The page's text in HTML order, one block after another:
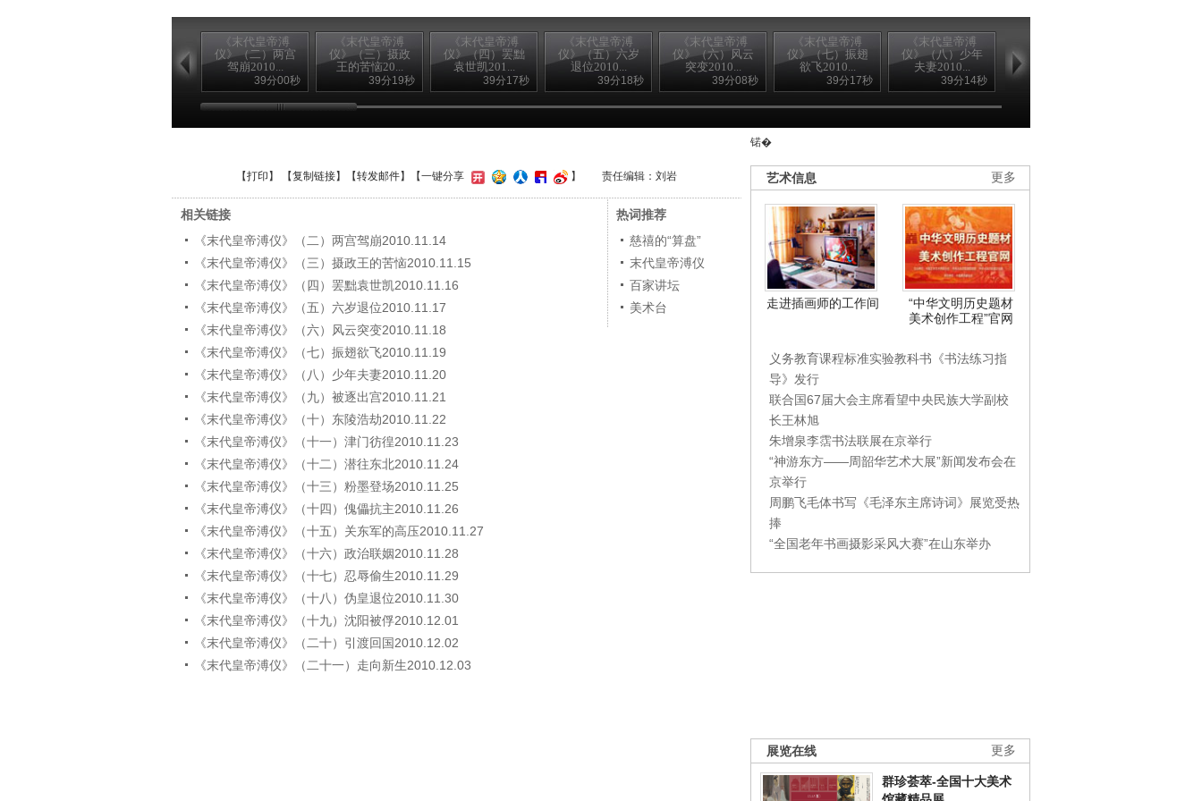
《末代皇帝溥
仪》（二）两宫
驾崩2010...
39分00秒
《末代皇帝溥
仪》（三）摄政
王的苦恼20...
39分19秒
《末代皇帝溥
仪》（四）罢黜
袁世凯201...
39分17秒
《末代皇帝溥
仪》（五）六岁
退位2010...
39分18秒
《末代皇帝溥
仪》（六）风云
突变2010...
39分08秒
《末代皇帝溥
仪》（七）振翅
欲飞2010...
39分17秒
《末代皇帝溥
仪》（八）少年
夫妻2010...
39分14秒
仪》（九）被逐
锘�
更多
艺术信息
走进插画师的工作间
“中华文明历史题材
美术创作工程”官网
义务教育课程标准实验教科书《书法练习指
导》发行
联合国67届大会主席看望中央民族大学副校
长王林旭
朱增泉李霑书法联展在京举行
“神游东方——周韶华艺术大展”新闻发布会在
京举行
周鹏飞毛体书写《毛泽东主席诗词》展览受热
捧
“全国老年书画摄影采风大赛”在山东举办
更多
展览在线
群珍荟萃-全国十大美术
【打印 】 【复制链接】【转发邮件】 【一键分享 】 责任编辑：刘岩
相关链接
《末代皇帝溥仪》（二）两宫驾崩2010.11.14
《末代皇帝溥仪》（三）摄政王的苦恼2010.11.15
《末代皇帝溥仪》（四）罢黜袁世凯2010.11.16
《末代皇帝溥仪》（五）六岁退位2010.11.17
《末代皇帝溥仪》（六）风云突变2010.11.18
《末代皇帝溥仪》（七）振翅欲飞2010.11.19
《末代皇帝溥仪》（八）少年夫妻2010.11.20
《末代皇帝溥仪》（九）被逐出宫2010.11.21
《末代皇帝溥仪》（十）东陵浩劫2010.11.22
《末代皇帝溥仪》（十一）津门彷徨2010.11.23
《末代皇帝溥仪》（十二）潜往东北2010.11.24
《末代皇帝溥仪》（十三）粉墨登场2010.11.25
《末代皇帝溥仪》（十四）傀儡抗主2010.11.26
《末代皇帝溥仪》（十五）关东军的高压2010.11.27
《末代皇帝溥仪》（十六）政治联姻2010.11.28
《末代皇帝溥仪》（十七）忍辱偷生2010.11.29
《末代皇帝溥仪》（十八）伪皇退位2010.11.30
《末代皇帝溥仪》（十九）沈阳被俘2010.12.01
《末代皇帝溥仪》（二十）引渡回国2010.12.02
《末代皇帝溥仪》（二十一）走向新生2010.12.03
热词推荐
慈禧的“算盘”
末代皇帝溥仪
百家讲坛
美术台